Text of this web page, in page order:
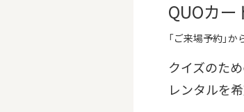
QUOカ
「ご来場予約」
クイズのた
レンタルを